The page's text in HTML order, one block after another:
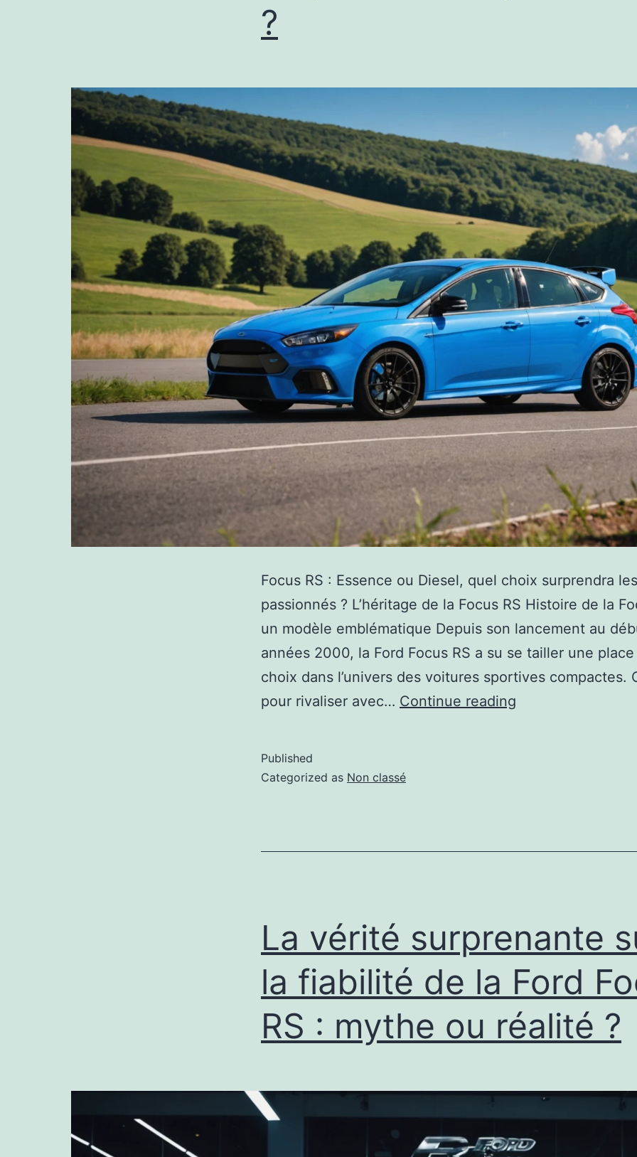
?
Focus RS : Essence ou Diesel, quel choix surprendra les
passionnés ? L’héritage de la Focus RS Histoire de la
un modèle emblématique Depuis son lancement au
années 2000, la Ford Focus RS a su se tailler une
choix dans l’univers des voitures sportives compactes.
pour rivaliser avec… Continue reading
Published
Categorized as Non classé
La vérité surprenante
la fiabilité de la Ford
RS : mythe ou réalité ?